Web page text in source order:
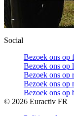
Social
Bezoek ons op
Bezoek ons op
Bezoek ons op
Bezoek ons op
Bezoek ons op
© 2026 Euractiv FR